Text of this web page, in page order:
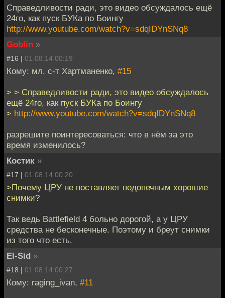
Справедливости ради, это видео обсуждалось ещё
24го, как пуск БУКа по Боингу
http://www.youtube.com/watch?v=sdqIDYnSNq8
Goblin »
#16 | 01.08.14 00:19
Кому: мл. с-т Хартманенко, #15
> > Справедливости ради, это видео обсуждалось
ещё 24го, как пуск БУКа по Боингу
> http://www.youtube.com/watch?v=sdqIDYnSNq8
разрешите поинтересоваться: что в нём за это
время изменилось?
Костик »
#17 | 01.08.14 00:20
>Почему ЦРУ не поставляет подопечным хорошие
снимки?
Так ведь Battlefield 4 больно дорогой, а у ЦРУ
средства не бесконечные. Поэтому и бреут снимки
из того что есть.
El-Sid »
#18 | 01.08.14 00:27
Кому: raging_ivan, #11